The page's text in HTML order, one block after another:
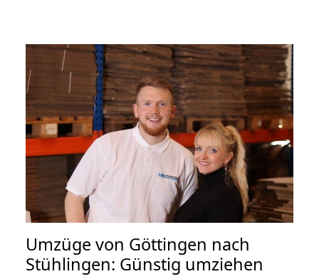
Umzüge von Göttingen nach
Stühlingen: Günstig umziehen